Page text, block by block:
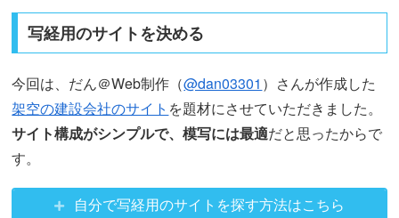
写経用のサイトを決める
今回は、だん＠Web制作（@dan03301 ）さんが作成した
架空の建設会社のサイト を題材にさせていただきました。
サイト構成がシンプルで、模写には最適だと思ったからで
す。
自分で写経用のサイトを探す方法はこちら